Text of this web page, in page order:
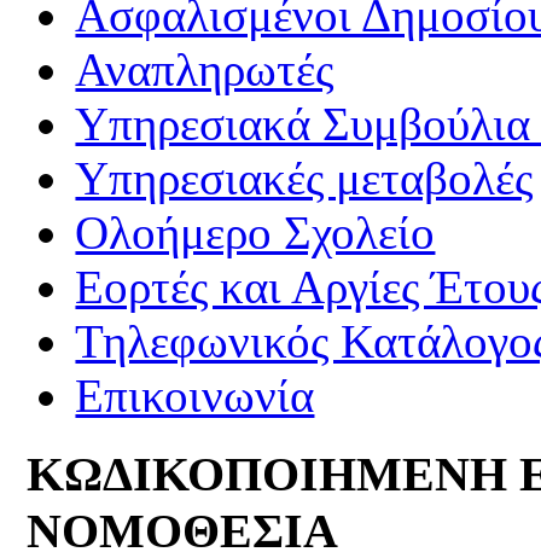
Ασφαλισμένοι
Αναπληρωτές
Υπηρεσιακά
Υπηρεσιακές μεταβολές
Ολοήμερο Σχολείο
Εορτές και Αργίες
Τηλεφωνικός
Επικοινωνία
ΚΩΔΙΚΟΠΟΙΗΜΕΝΗ
ΝΟΜΟΘΕΣΙΑ